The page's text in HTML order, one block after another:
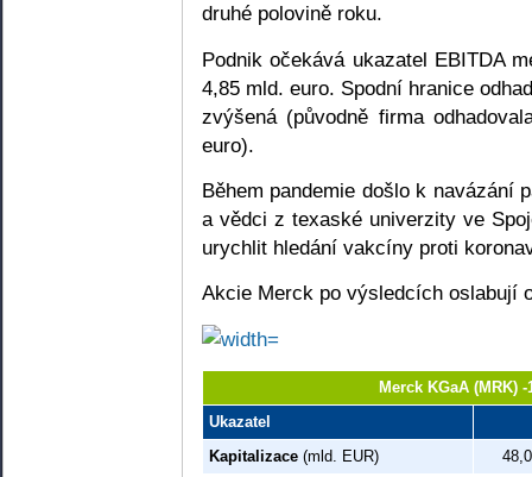
druhé polovině roku.
Podnik očekává ukazatel EBITDA
4,85 mld. euro. Spodní hranice
zvýšená (původně firma
euro).
Během pandemie došlo k
a vědci z texaské univerzity ve
urychlit hledání vakcíny proti
Akcie Merck po výsledcích oslabují
Merck KGaA (MRK)
Ukazatel
Kapitalizace (mld. EUR)
48,0